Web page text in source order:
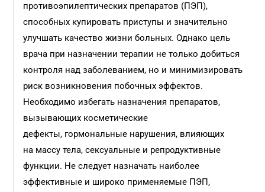
противоэпилептических препаратов (ПЭП),
способных купировать приступы и значительно
улучшать качество жизни больных. Однако цель
врача при назначении терапии не только добиться
контроля над заболеванием, но и минимизировать
риск возникновения побочных эффектов.
Необходимо избегать назначения препаратов,
вызывающих косметические
дефекты, гормональные нарушения, влияющих
на массу тела, сексуальные и репродуктивные
функции. Не следует назначать наиболее
эффективные и широко применяемые ПЭП,